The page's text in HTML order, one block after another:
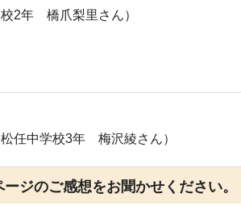
2年 橋爪梨里さん）
任中学校3年 梅沢綾さん）
ジのご感想をお聞かせください。